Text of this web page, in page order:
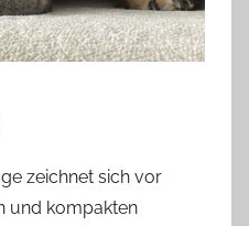
zeichnet sich vor
und kompakten